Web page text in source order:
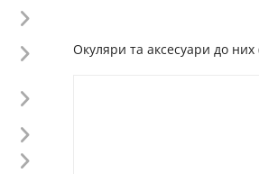
до них
Окуляри та аксесуари до них